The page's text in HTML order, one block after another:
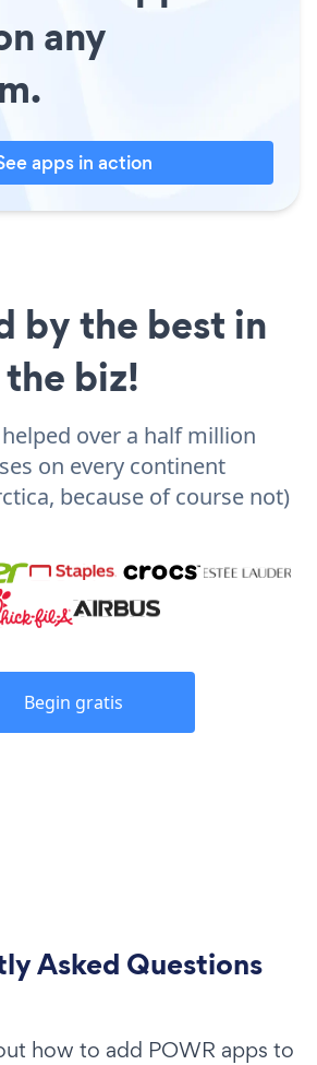
any
apps in action
by the best in
the biz!
helped over a half million
on every continent
because of course not)
Begin gratis
Asked Questions
how to add POWR apps to